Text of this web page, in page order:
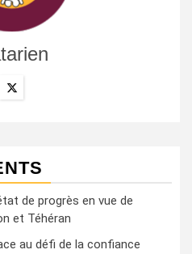
de progrès en vue de
et Téhéran
au défi de la confiance